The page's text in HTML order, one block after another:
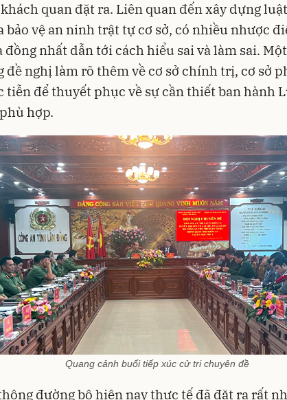
quan đặt ra. Liên quan đến xây dựng
bảo vệ an ninh trật tự cơ sở, có nhiều nhược
đồng nhất dẫn tới cách hiểu sai và làm sai.
đề nghị làm rõ thêm về cơ sở chính trị, cơ sở
tiễn để thuyết phục về sự cần thiết ban hành
hợp.
Quang cảnh buổi tiếp xúc cử tri chuyên đề
đường bộ hiện nay thực tế đã đặt ra rất